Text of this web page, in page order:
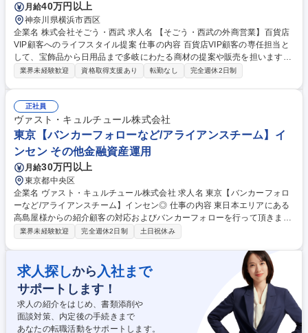
月給40万円以上
神奈川県横浜市西区
企業名 株式会社そごう・西武 求人名 【そごう・西武の外商営業】百貨店
VIP顧客へのライフスタイル提案 仕事の内容 百貨店VIP顧客の専任担当と
して、宝飾品から日用品まで多岐にわたる商材の提案や販売を担います。
多様なニーズを把握し、最適な商品選定を通じて豊かなライフスタイルを
案を行います。顧客の趣味嗜好や購買データの分析に基づき潜在ニーズを
予測し、宝飾品、美術品、衣料、食料品等の販売活動を展開します。ライ
フスタイルや家族のイベントに合わせた企画提案を行う際、社内の専門ス
タッフと連携し、組織の総力を挙げて期待を超える価値を提供します。 募
集職種 【そごう・西武の外商営業】百貨店VIP顧客へのライフスタイル提
案
業界未経験歓迎 資格取得支援あり 転勤なし 完全週休2日制
正社員
ヴァスト・キュルチュール株式会社
東京【バンカーフォローなど/アライアンスチーム】イ
ンセン その他金融資産運用
月給30万円以上
東京都中央区
企業名 ヴァスト・キュルチュール株式会社 求人名 東京【バンカーフォロ
ーなど/アライアンスチーム】インセン◎ 仕事の内容 東日本エリアにある
高島屋様からの紹介顧客の対応およびバンカーフォローを行って頂きま
す。 募集職種 東京【バンカーフォローなど/アライアンスチーム】インセ
業界未経験歓迎 完全週休2日制 土日祝休み
求人探しから 入社まで
サポートします！
求人の紹介をはじめ、書類添削や
面談対策、内定後の手続きまで
あなたの転職活動をサポートします。